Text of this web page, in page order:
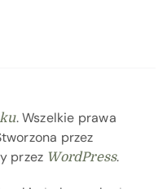
. Wszelkie prawa
przez
przez WordPress.